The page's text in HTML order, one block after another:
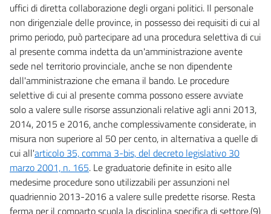
uffici di diretta collaborazione degli organi politici. Il personale
non dirigenziale delle province, in possesso dei requisiti di cui al
primo periodo, può partecipare ad una procedura selettiva di cui
al presente comma indetta da un'amministrazione avente
sede nel territorio provinciale, anche se non dipendente
dall'amministrazione che emana il bando. Le procedure
selettive di cui al presente comma possono essere avviate
solo a valere sulle risorse assunzionali relative agli anni 2013,
2014, 2015 e 2016, anche complessivamente considerate, in
misura non superiore al 50 per cento, in alternativa a quelle di
cui all'articolo 35, comma 3-bis, del decreto legislativo 30
marzo 2001, n. 165. Le graduatorie definite in esito alle
medesime procedure sono utilizzabili per assunzioni nel
quadriennio 2013-2016 a valere sulle predette risorse. Resta
ferma per il comparto scuola la disciplina specifica di settore.(9)